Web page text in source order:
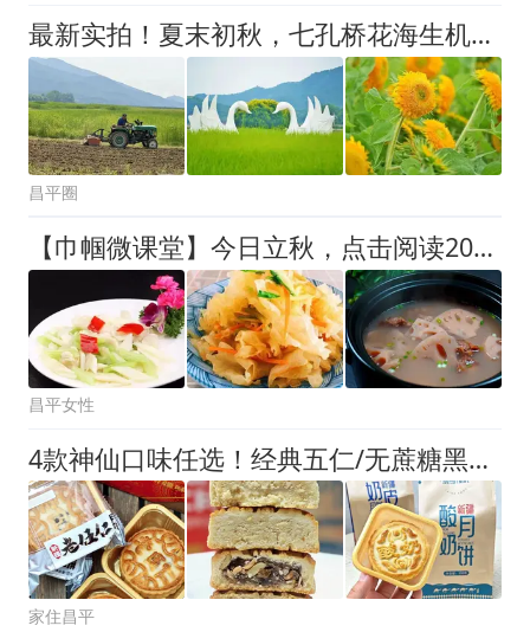
最新实拍！夏末初秋，七孔桥花海生机盎然
昌平圈
【巾帼微课堂】今日立秋，点击阅读2026立秋养生全攻略
昌平女性
4款神仙口味任选！经典五仁/无蔗糖黑麦/酸奶奶皮，地道新疆味！
家住昌平